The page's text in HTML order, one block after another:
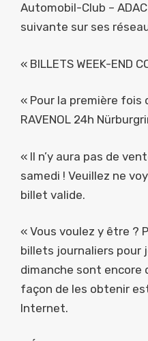
Automobil-Club –
suivante sur ses
« BILLETS WEEK-END
« Pour la première fois
RAVENOL 24h
« Il n’y aura pas de
samedi ! Veuillez ne
billet valide.
« Vous voulez y être ?
billets journaliers pour
dimanche sont encore
façon de les obtenir
Internet.